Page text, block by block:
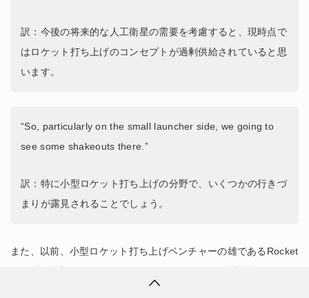
訳：今後の将来的な人工衛星の需要を考慮すると、現時点で
はロケット打ち上げのコンセプトが過剰供給されていると思
います。
“So, particularly on the small launcher side, we going to
see some shakeouts there.”
訳：特に小型ロケット打ち上げの分野で、いくつかの行きづ
まりが露見されることでしょう。
また、以前、小型ロケット打ち上げベンチャーの雄であるRocket